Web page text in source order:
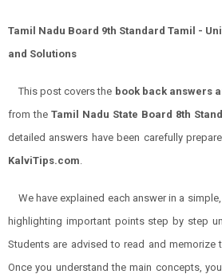
Tamil Nadu Board 9th Standard Tamil -
and Solutions
This post covers the book back answers
from the Tamil Nadu State Board 8th
detailed answers have been carefully
KalviTips.com
We have explained each answer in a
highlighting important points step by step
Students are advised to read and memorize
Once you understand the main concepts,